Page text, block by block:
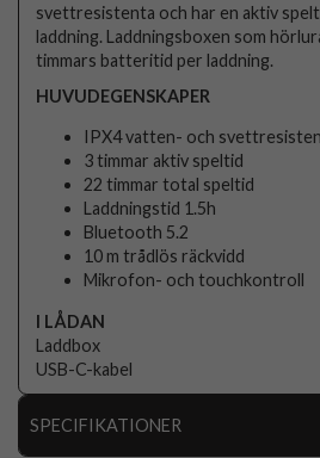
svettresistenta och har en aktiv
laddning. Laddningsboxen som
timmars batteritid per laddning.
HUVUDEGENSKAPER
IPX4 vatten- och
3 timmar aktiv speltid
22 timmar total speltid
Laddningstid 1.5h
Bluetooth 5.2
10 m trådlös räckvidd
Mikrofon- och touchkontroll
I LÅDAN
Laddbox
USB-C-kabel
SPECIFIKATIONER